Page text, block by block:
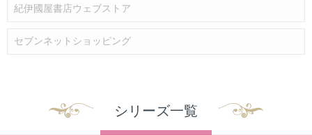
紀伊國屋書店ウェブストア
セブンネットショッピング
シリーズ一覧